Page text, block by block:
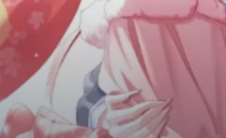
Xuyên Không
Shounen
Mystery
Webtoon
Chuyển Sinh
Psychological